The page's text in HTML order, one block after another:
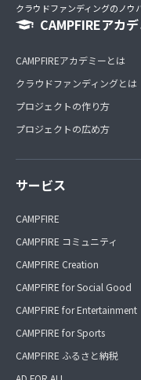
クラウドファンディングのノウ
CAMPFIREアカ
CAMPFIREアカデミーとは
クラウドファンディングとは
プロジェクトの作り方
プロジェクトの広め方
サービス
CAMPFIRE
CAMPFIRE コミュニティ
CAMPFIRE Creation
CAMPFIRE for Social Good
CAMPFIRE for Entertainment
CAMPFIRE for Sports
CAMPFIRE ふるさと納税